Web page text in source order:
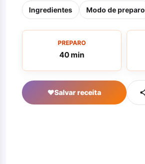
Ingredientes Modo de preparo
PREPARO
40 min
♥Salvar receita